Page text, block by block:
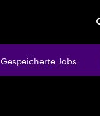
Gespeicherte Jobs